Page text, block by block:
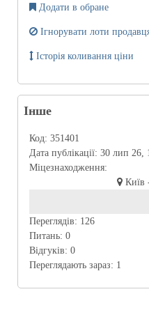
Додати в обране
Ігнорувати лоти
Історія коливання ціни
Інше
Код: 351401
Дата публікації: 30 лип 26,
Міцезнаходження:
Київ
Переглядів: 126
Питань: 0
Відгуків: 0
Переглядають зараз: 1